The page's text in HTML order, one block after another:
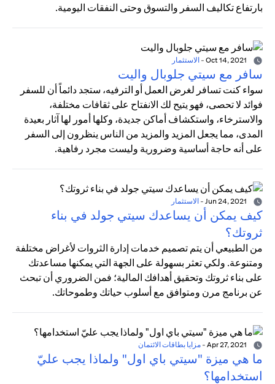
بارتفاع تكاليف السفر والتسوق وحتى النفقات اليومية.
- الاستثمار
سافر مع سيتي جلوبال واليت
سواء كنت تسافر لغرض العمل أو الترفيه، ستجد دائماً أن للسفر
فوائد لا تحصى، فهو يتيح لك الانفتاح على ثقافات مختلفة،
والاسترخاء، واستكشاف أماكن جديدة، وكلها أمور لها آثار بعيدة
المدى، مما يجعل المزيد والمزيد من الناس ينظرون إلى السفر
على أنه حاجة أساسية وضرورية وليست مجرد رفاهية.
- الاستثمار
كيف يمكن أن يساعدك سيتي جولد في بناء
ثروتك؟
من الطبيعي أن يتم تصميم خدمات إدارة الثروات لأغراض مختلفة
ومتنوعة. ولكي تعثر بسهولة على الجهة التي يمكنها مساعدتك
على بناء ثروتك وتحقيق أهدافك المالية؛ فمن الضروري أن تبحث
عن برنامج مرن ومتوافق مع أسلوب حياتك وطموحاتك.
- مزايا بطاقات الائتمان
ما هي ميزة "سيتي باي اول" ولماذا يجب عليّ
استخدامها؟